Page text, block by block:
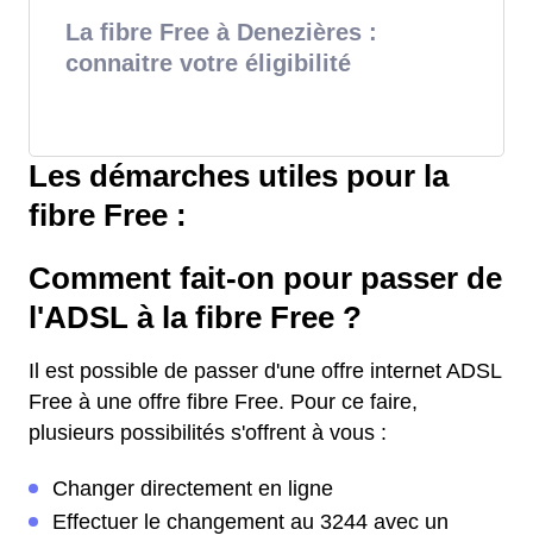
La fibre Free à Denezières :
connaitre votre éligibilité
Les démarches utiles pour la
fibre Free :
Comment fait-on pour passer de
l'ADSL à la fibre Free ?
Il est possible de passer d'une offre internet ADSL
Free à une offre fibre Free. Pour ce faire,
plusieurs possibilités s'offrent à vous :
Changer directement en ligne
Effectuer le changement au 3244 avec un